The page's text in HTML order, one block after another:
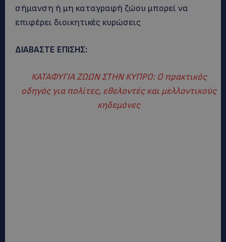
σήμανση ή μη καταγραφή ζώου μπορεί να
επιφέρει διοικητικές κυρώσεις
ΔΙΑΒΑΣΤΕ ΕΠΙΣΗΣ:
ΚΑΤΑΦΥΓΙΑ ΖΩΩΝ ΣΤΗΝ ΚΥΠΡΟ: Ο πρακτικός
οδηγός για πολίτες, εθελοντές και μελλοντικούς
κηδεμόνες